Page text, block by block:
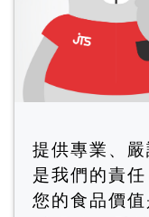
提供專業、
是我們的責
您的食品價